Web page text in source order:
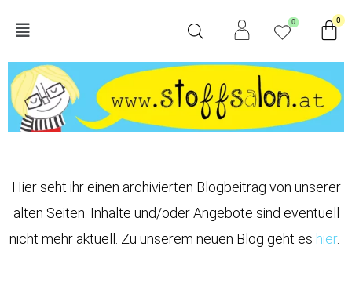
InhaltMain
Menu
0 0
Hier seht ihr einen archivierten Blogbeitrag von unserer
alten Seiten. Inhalte und/oder Angebote sind eventuell
nicht mehr aktuell. Zu unserem neuen Blog geht es hier.